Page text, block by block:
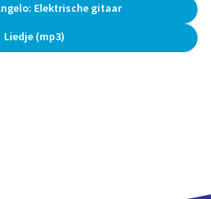
Elektrische gitaar
Liedje (mp3)